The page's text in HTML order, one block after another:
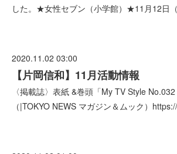
した。★女性セブン（小学館）★11月12日
2020.11.02 03:00
【片岡信和】11月活動情報
〈掲載誌〉表紙 &巻頭「My TV Style
（|TOKYO NEWS マガジン＆ムック）